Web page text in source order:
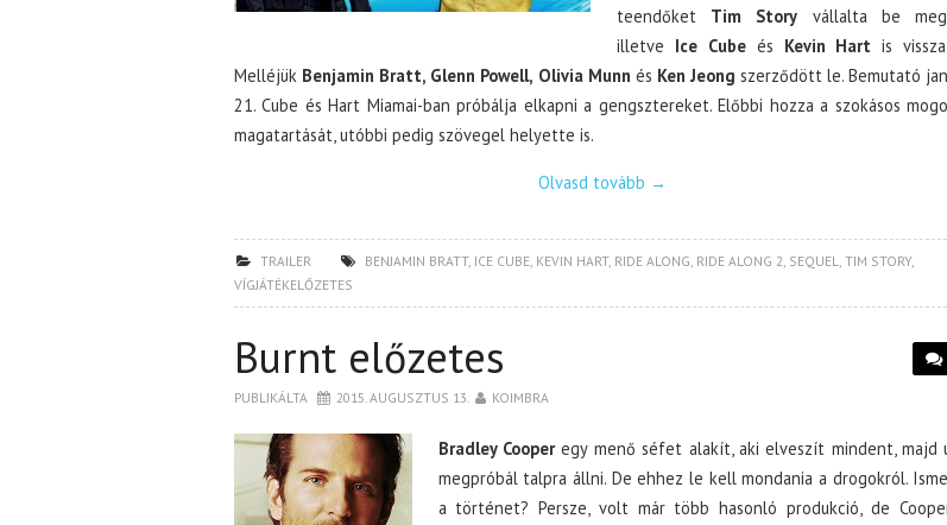
teendőket Tim Story vállalta be
illetve Ice Cubeés Kevin Hart is
Melléjük Benjamin Bratt, Glenn Powell, Olivia Munn és Ken Jeong szerződött le. Bemutató
21. Cube és Hart Miamai-ban próbálja elkapni a gengsztereket. Előbbi hozza a szokásos
magatartását, utóbbi pedig szövegel helyette is.
Olvasd tovább →
TRAILER BENJAMIN BRATT, ICE CUBE, KEVIN HART, RIDE ALONG, RIDE ALONG 2, SEQUEL, TIM STORY,
VÍGJÁTÉKELŐZETES
Burnt előzetes
PUBLIKÁLTA 2015. AUGUSZTUS 13. KOIMBRA
Bradley Cooperegy menő séfet alakít, aki elveszít mindent, majd
megpróbál talpra állni. De ehhez le kell mondania a drogokról.
a történet? Persze, volt már több hasonló produkció, de